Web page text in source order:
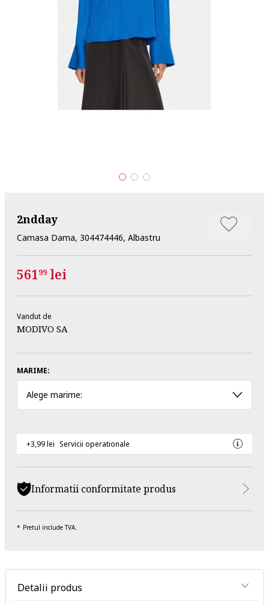
2ndday
Camasa Dama, 304474446, Albastru
56199 lei
Vandut de
MODIVO SA
MARIME:
Alege marime:
+3,99 lei Servicii operationale
Informatii conformitate produs
Pretul include TVA.
Detalii produs